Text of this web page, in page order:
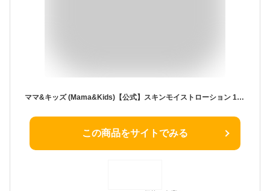
ママ&キッズ (Mama&Kids)【公式】スキンモイストローション 160ｍl しっとり 化粧水 肌荒れ
この商品をサイトでみる